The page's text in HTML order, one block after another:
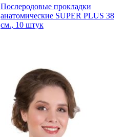
Послеродовые прокладки
анатомические SUPER PLUS 38
см., 10 штук